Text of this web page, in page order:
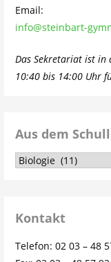
Email:
info@steinbart-
Das Sekretariat ist in
10:40 bis 14:00 Uhr
Aus dem
Aus
Kontakt
Telefon: 02 03 – 48